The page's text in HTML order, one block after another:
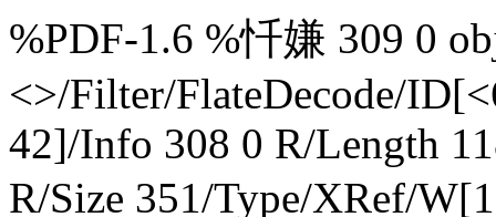
%PDF-1.6 %忏嫌 309 0
<>/Filter/FlateDecode/ID[
42]/Info 308 0 R/Length
R/Size 351/Type/XRef/